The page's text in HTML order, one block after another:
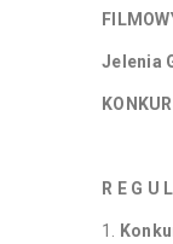
Jelenia
R E G U